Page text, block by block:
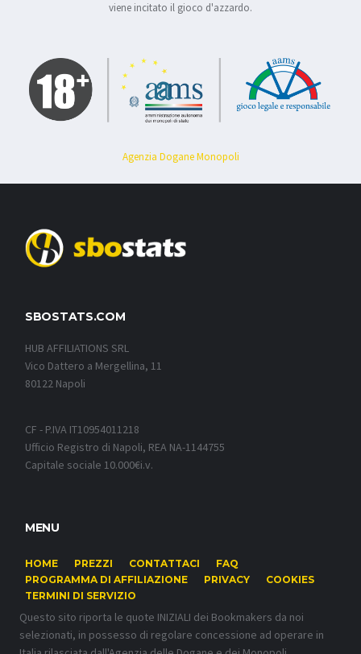
viene incitato il gioco d'azzardo.
Agenzia Dogane Monopoli
SBOSTATS.COM
HUB AFFILIATIONS SRL
Vico Dattero a Mergellina, 11
80122 Napoli
CF - P.IVA IT10954011218
Ufficio Registro di Napoli, REA NA-1144755
Capitale sociale 10.000€i.v.
MENU
HOME PREZZI CONTATTACI
FAQ
PROGRAMMA DI AFFILIAZIONE
PRIVACY
COOKIES
TERMINI DI SERVIZIO
Questo sito riporta le quote INIZIALI dei Bookmakers da noi
selezionati, in possesso di regolare concessione ad operare in